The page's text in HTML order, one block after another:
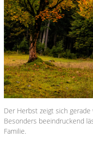
Der Herbst zeigt sich
Besonders beeindruckend
Familie.